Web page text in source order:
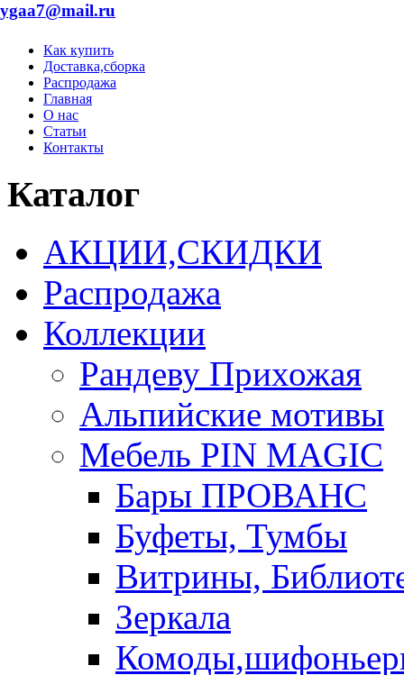
Как купить
Доставка,сборка
Распродажа
Главная
О нас
Статьи
Контакты
Каталог
АКЦИИ,СКИДКИ
Распродажа
Коллекции
Рандеву Прихожая
Альпийские мотивы
Мебель PIN MAGIС
Бары ПРОВАНС
Буфеты, Тумбы
Витрины,
Зеркала